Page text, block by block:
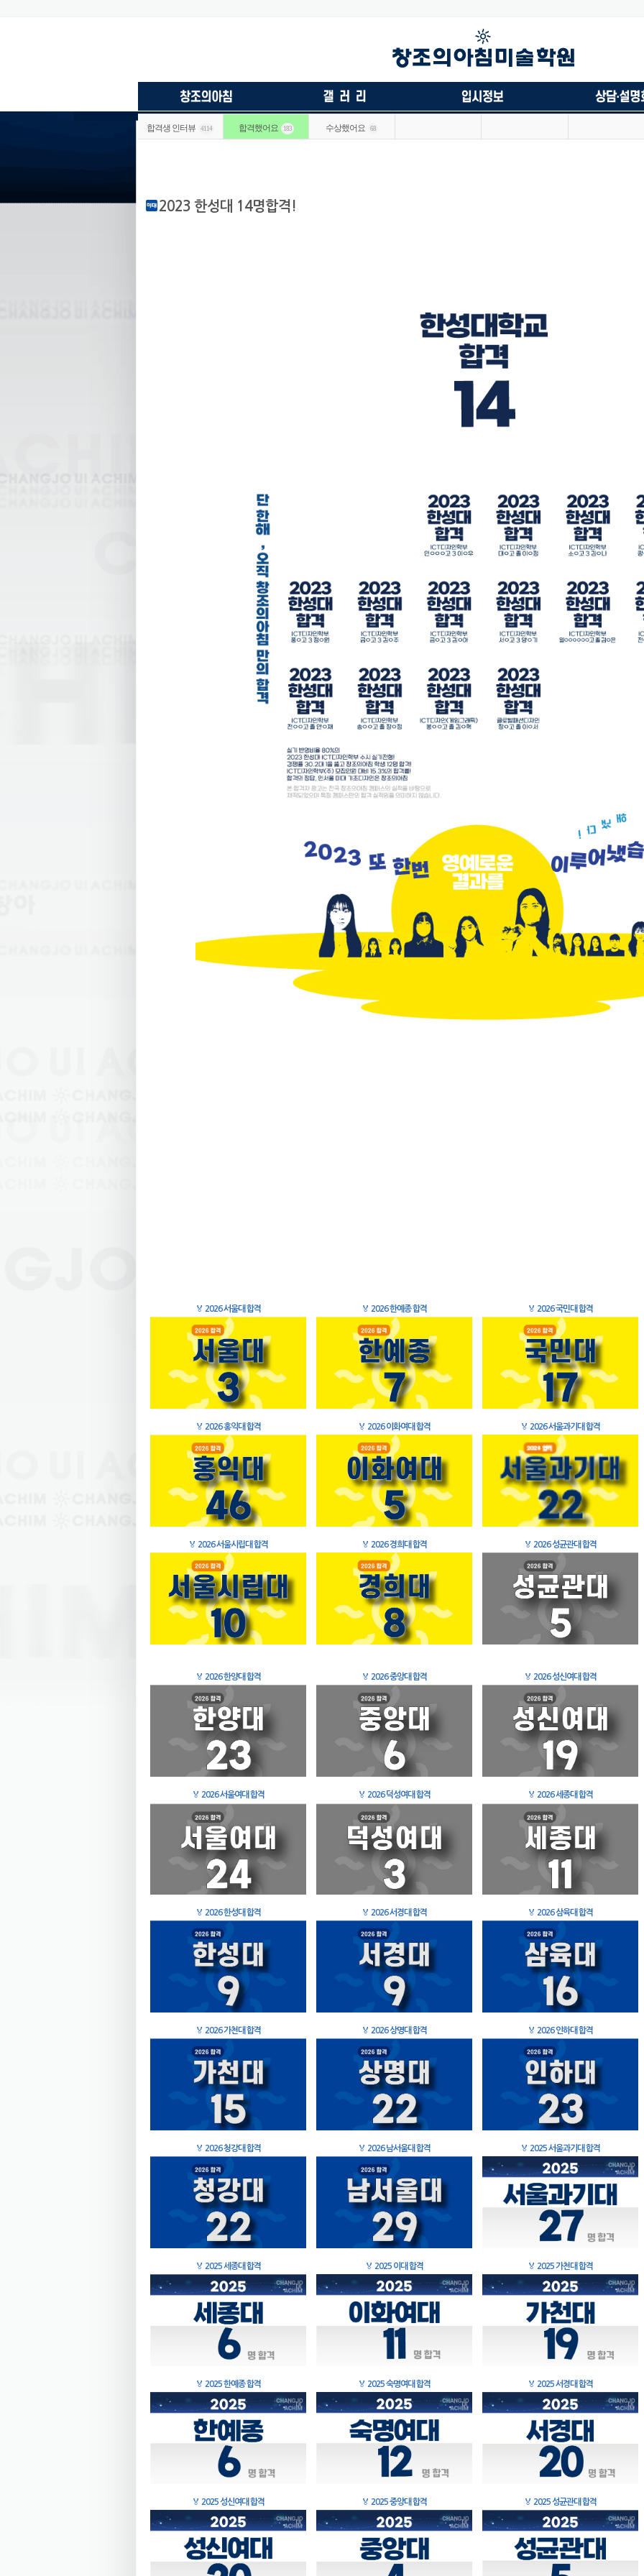
합격생 인터뷰 4114 합격했어요 183 수상했어요 68
2023 한성대 14명합격!
🏅 2026 서울대 합격 🏅 2026 한예종 합격 🏅 2026 국민대 합격
🏅 2026 홍익대 합격 🏅 2026 이화여대 합격 🏅 2026 서울과기대 합격
🏅 2026 서울시립대 합격 🏅 2026 경희대 합격 🏅 2026 성균관대 합격
🏅 2026 한양대 합격 🏅 2026 중앙대 합격 🏅 2026 성신여대 합격
🏅 2026 서울여대 합격 🏅 2026 덕성여대 합격 🏅 2026 세종대 합격
🏅 2026 한성대 합격 🏅 2026 서경대 합격 🏅 2026 삼육대 합격
🏅 2026 가천대 합격 🏅 2026 상명대 합격 🏅 2026 인하대 합격
🏅 2026 청강대 합격 🏅 2026 남서울대 합격 🏅 2025 서울과기대 합격
🏅 2025 세종대 합격 🏅 2025 이대 합격 🏅 2025 가천대 합격
🏅 2025 한예종 합격 🏅 2025 숙명여대 합격 🏅 2025 서경대 합격
🏅 2025 성신여대 합격 🏅 2025 중앙대 합격 🏅 2025 성균관대 합격